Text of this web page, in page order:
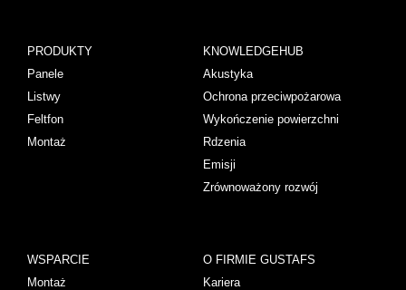
PRODUKTY
Panele
Listwy
Feltfon
Montaż
KNOWLEDGEHUB
Akustyka
Ochrona przeciwpożarowa
Wykończenie powierzchni
Rdzenia
Emisji
Zrównoważony rozwój
WSPARCIE
Montaż
O FIRMIE GUSTAFS
Kariera